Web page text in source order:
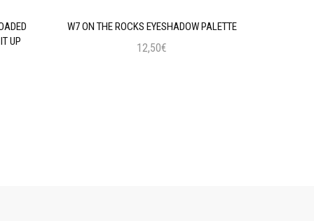
UP
W7 ON THE ROCKS EYESHADOW PALETTE
12,50€